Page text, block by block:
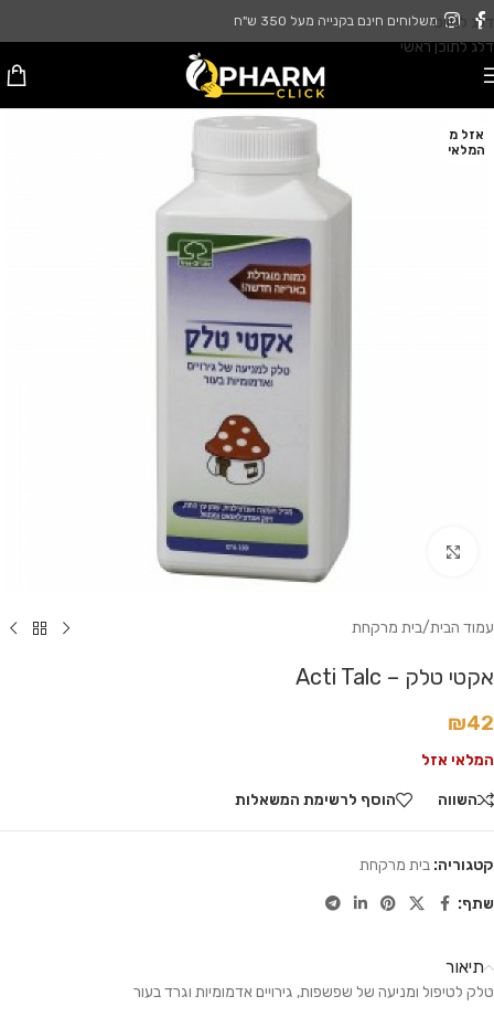
דלג לניווט
דלג לתוכן ראשי
משלוחים חינם בקנייה מעל 350 ש"ח
אזל מ
המלאי
עמוד הבית/בית מרקחת
אקטי טלק – Acti Talc
₪42
המלאי אזל
השווה הוסף לרשימת המשאלות
קטגוריה: בית מרקחת
שתף:
תיאור
טלק לטיפול ומניעה של שפשפות, גירויים אדמומיות וגרד בעור